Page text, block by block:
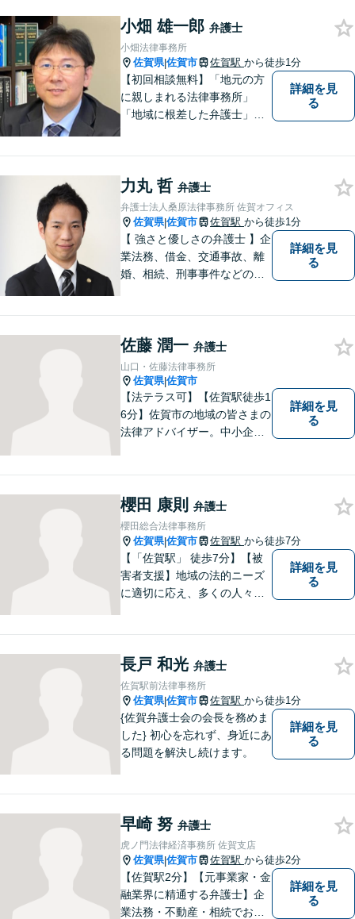
小畑 雄一郎 弁護士
小畑法律事務所
佐賀県|佐賀市 佐賀駅 から徒歩1分
【初回相談無料】「地元の方
に親しまれる法律事務所」
「地域に根差した弁護士」を
など幅広く対応しております
ので、まずはお気軽にご相談
下さい。【JR佐賀駅1分】
【子連れ相談可】
詳細を見
る
力丸 哲 弁護士
弁護士法人桑原法律事務所 佐賀オフィス
佐賀県|佐賀市 佐賀駅 から徒歩1分
【 強さと優しさの弁護士 】企
業法務、借金、交通事故、離
婚、相続、刑事事件などのご
なリーガルサービスを提供い
たします。
詳細を見
る
佐藤 潤一 弁護士
山口・佐藤法律事務所
佐賀県|佐賀市
【法テラス可】【佐賀駅徒歩1
6分】佐賀市の地域の皆さまの
法律アドバイザー。中小企業
う、最善を尽くさせていただ
きます。【土日夜間対応】
詳細を見
る
櫻田 康則 弁護士
櫻田総合法律事務所
佐賀県|佐賀市 佐賀駅 から徒歩7分
【「佐賀駅」 徒歩7分】【被
害者支援】地域の法的ニーズ
に適切に応え、多くの人々の
ぐように、丁寧にお悩みをお
伺いいたします。
詳細を見
る
長戸 和光 弁護士
佐賀駅前法律事務所
佐賀県|佐賀市 佐賀駅 から徒歩1分
{佐賀弁護士会の会長を務めま
した} 初心を忘れず、身近にあ
る問題を解決し続けます。
詳細を見
る
早崎 努 弁護士
虎ノ門法律経済事務所 佐賀支店
佐賀県|佐賀市 佐賀駅 から徒歩2分
【佐賀駅2分】【元事業家・金
融業界に精通する弁護士】企
業法務・不動産・相続でお困
詳細を見
る